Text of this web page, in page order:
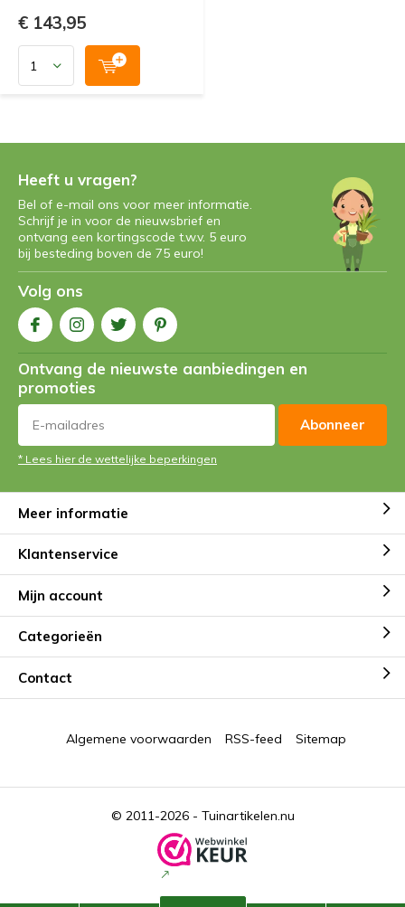
€ 143,95
Heeft u vragen?
Bel of e-mail ons voor meer informatie.
Schrijf je in voor de nieuwsbrief en
ontvang een kortingscode t.w.v. 5 euro
bij besteding boven de 75 euro!
Volg ons
Ontvang de nieuwste aanbiedingen en
promoties
Abonneer
* Lees hier de wettelijke beperkingen
Meer informatie
Klantenservice
Mijn account
Categorieën
Contact
© 2011-2026 - Tuinartikelen.nu
Algemene voorwaarden RSS-feed Sitemap